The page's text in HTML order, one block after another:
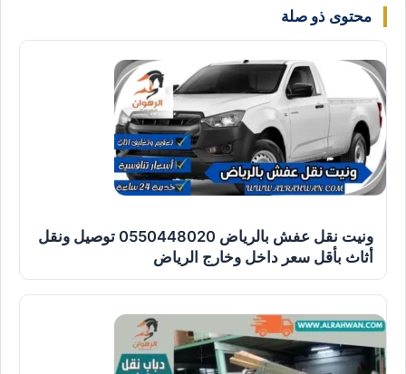
محتوى ذو صلة
ونيت نقل عفش بالرياض 0550448020 توصيل ونقل
أثاث بأقل سعر داخل وخارج الرياض